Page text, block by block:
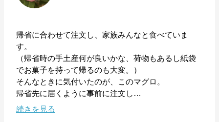
帰省に合わせて注文し、家族みんなと食べていま
す。
（帰省時の手土産何が良いかな、荷物もあるし紙袋
でお菓子を持って帰るのも大変。）
そんなときに気付いたのが、このマグロ。
帰省先に届くように事前に注文し …
続きを見る